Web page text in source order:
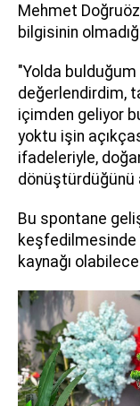
Mehmet
bilgisinin
"Yolda bulduğum
değerlendirdim,
içimden geliyor
yoktu işin
ifadeleriyle,
dönüştürdüğünü
Bu spontane
keşfedilmesinde
kaynağı